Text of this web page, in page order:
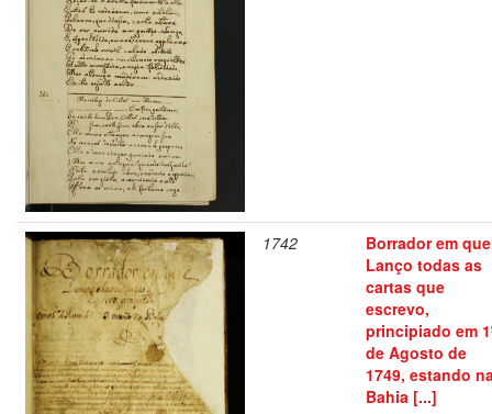
1742
Borrador em que
Lanço todas as
cartas que
escrevo,
principiado em
de Agosto de
1749, estando
Bahia [...]